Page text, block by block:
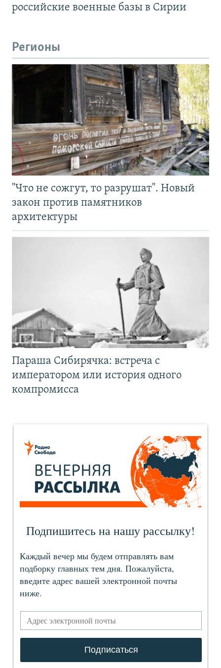
российские военные базы в Сирии
Регионы
"Что не сожгут, то разрушат". Новый
закон против памятников
архитектуры
Параша Сибирячка: встреча с
императором или история одного
компромисса